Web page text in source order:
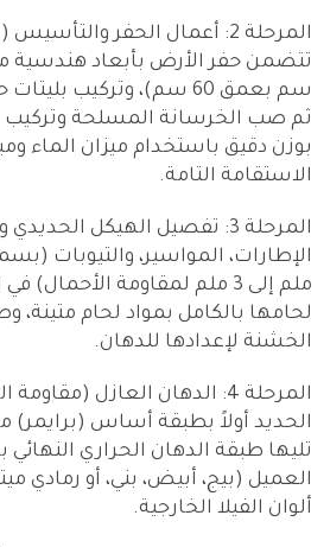
المرحلة 2: أعمال الحفر
سم بعمق 60 سم)، وتركيب
ثم صب الخرسانة المسلحة وتركيب
بوزن دقيق باستخدام ميزان الماء
الاستقامة التامة.
المرحلة 3: تفصيل الهيكل
ملم إلى 3 ملم لمقاومة
لحامها بالكامل بمواد لحام متينة،
الخشنة لإعدادها للدهان.
المرحلة 4: الدهان العازل
الحديد أولاً بطبقة أساس (برايمر)
تليها طبقة الدهان الحراري النهائي
العميل (بيج، أبيض، بني، أو رمادي
ألوان الفيلا الخارجية.